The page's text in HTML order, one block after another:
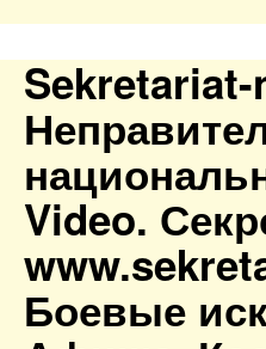
Video.
Боевые